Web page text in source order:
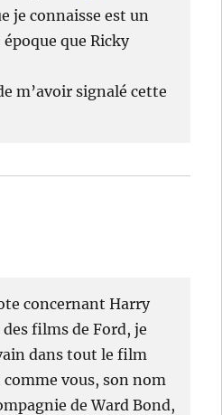
je connaisse est un
que Ricky
m’avoir signalé cette
concernant Harry
films de Ford, je
dans tout le film
vous, son nom
de Ward Bond,